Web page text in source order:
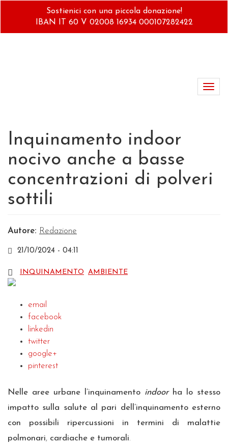
Sostienici con una piccola donazione!
IBAN IT 60 V 02008 16934 000107282422
Inquinamento indoor
nocivo anche a basse
concentrazioni di polveri
sottili
Autore: Redazione
21/10/2024 - 04:11
INQUINAMENTO AMBIENTE
email
facebook
linkedin
twitter
google+
pinterest
Nelle aree urbane l’inquinamento indoorha lo stesso
impatto sulla salute al pari dell’inquinamento esterno
con possibili ripercussioni in termini di malattie
polmonari, cardiache e tumorali.